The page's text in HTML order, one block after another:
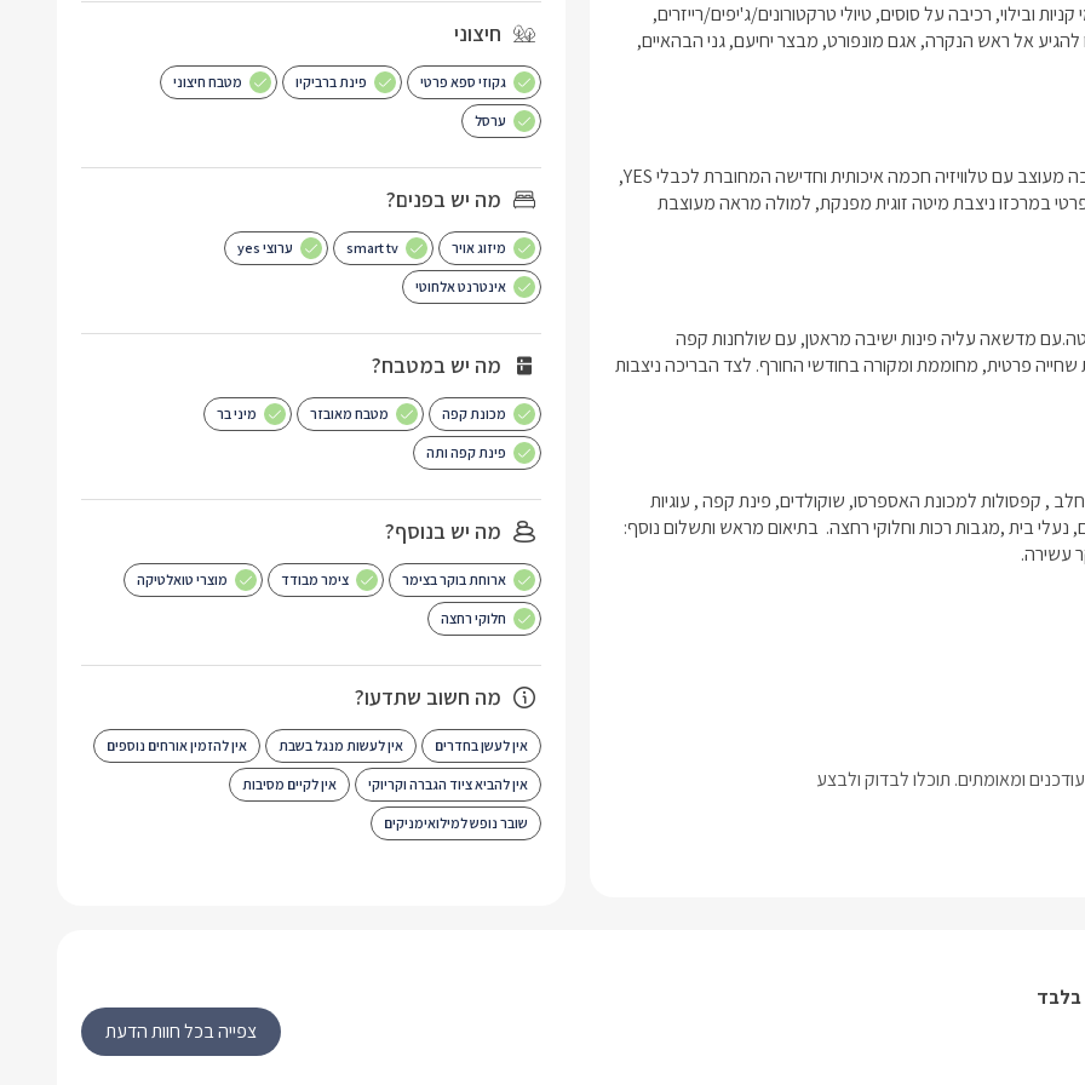
ניצב מזנון מעץ שחור מעוצב וחדיש,
עם טלוויזיה חכמה המחוברת לכבלי YES ואינטרנט
ריחניים.הסוויטה ממוזגת כולה ויש
לשימושכם.
עשירה.
ומאומתים. תוכלו לבדוק ולבצע
חיצוני
גקוזי ספא פרטי פינת ברביקיו מטבח חיצוני
ערסל
מה יש בפנים?
מיזוג אויר smart tv ערוצי yes
אינטרנט אלחוטי
מה יש במטבח?
מכונת קפה מטבח מאובזר מיני בר
פינת קפה ותה
מה יש בנוסף?
ארוחת בוקר בצימר צימר מבודד מוצרי טואלטיקה
חלוקי רחצה
מה חשוב שתדעו?
אין לעשן בחדרים אין לעשות מנגל בשבת אין להזמין אורחים נוספים
אין להביא ציוד הגברה וקריוקי אין לקיים מסיבות
שובר נופש למילואימניקים
בלבד
צפייה בכל חוות הדעת